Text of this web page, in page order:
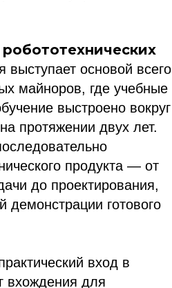
выступает основой всего
майноров, где учебные
выстроено вокруг
протяжении двух лет.
продукта — от
до проектирования,
демонстрации готового
вход в
вхождения для